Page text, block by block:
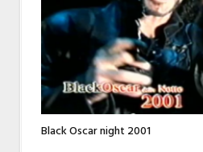
Black Oscar night 2001